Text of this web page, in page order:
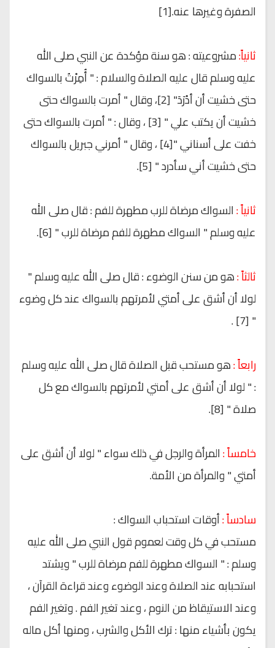
الصفرة وغيرها عنه.[1]
ثانياً:مشروعيته : هو سنة مؤكدة عن النبي صلى الله
عليه وسلم قال عليه الصلاة والسلام : " أُمِرْتُ بالسواك
حتى خشيت أن أدْرَدَ" [2]، وقال " أمرت بالسواك حتى
خشيت أن يكتب علي " [3] ، وقال : " أمرت بالسواك حتى
خفت على أسناني "[4] ، وقال " أمرني جبريل بالسواك
حتى خشيت أني سأدرد " [5].
ثانياً :السواك مرضاة للرب مطهرة للفم : قال صلى الله
عليه وسلم " السواك مطهرة للفم مرضاة للرب " [6].
ثالثاً :هو من سنن الوضوء : قال صلى الله عليه وسلم "
لولا أن أشق على أمتي لأمرتهم بالسواك عند كل وضوء
" [7] .
رابعاً :هو مستحب قبل الصلاة قال صلى الله عليه وسلم
: " لولا أن أشق على أمتي لأمرتهم بالسواك مع كل
صلاة " [8].
خامساً :المرأة والرجل في ذلك سواء " لولا أن أشق على
أمتي " والمرأة من الأمة.
سادساً :أوقات استحباب السواك :
مستحب في كل وقت لعموم قول النبي صلى الله عليه
وسلم : " السواك مطهرة للفم مرضاة للرب " ويشتد
استحبابه عند الصلاة وعند الوضوء وعند قراءة القرآن ،
وعند الاستيقاظ من النوم ، وعند تغير الفم . وتغير الفم
يكون بأشياء منها : ترك الأكل والشرب ، ومنها أكل ماله